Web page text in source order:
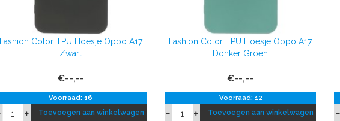
Fashion Color TPU Hoesje Oppo A17
Zwart
€--,--
Voorraad: 16
Toevoegen aan winkelwagen
Fashion Color TPU Hoesje Oppo A17
Donker Groen
€--,--
Voorraad: 12
Toevoegen aan winkelwagen